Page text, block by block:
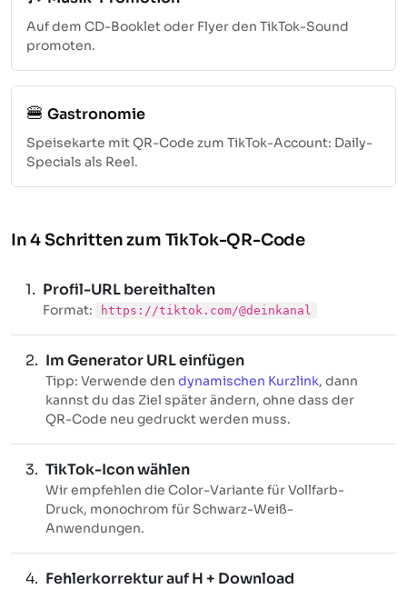
Auf dem CD-Booklet oder Flyer den TikTok-Sound
promoten.
🍔 Gastronomie
Speisekarte mit QR-Code zum TikTok-Account: Daily-
Specials als Reel.
In 4 Schritten zum TikTok-QR-Code
Profil-URL bereithalten
Format: https://tiktok.com/@deinkanal
Im Generator URL einfügen
Tipp: Verwende den dynamischen Kurzlink, dann
kannst du das Ziel später ändern, ohne dass der
QR-Code neu gedruckt werden muss.
TikTok-Icon wählen
Wir empfehlen die Color-Variante für Vollfarb-
Druck, monochrom für Schwarz-Weiß-
Anwendungen.
Fehlerkorrektur aufH+ Download